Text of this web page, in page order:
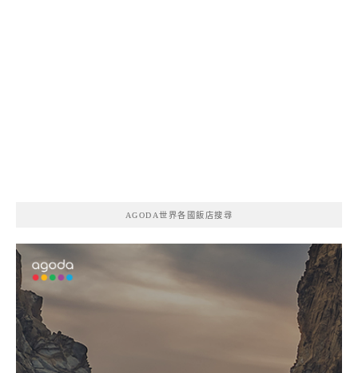
AGODA世界各國飯店搜尋